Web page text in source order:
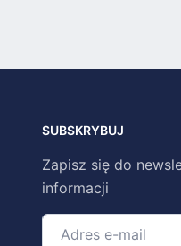
SUBSKRYBUJ
Zapisz się do
informacji